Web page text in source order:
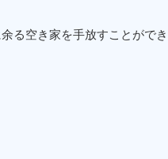
る空き家を手放すことができ